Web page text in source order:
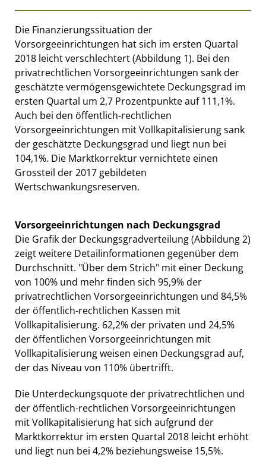
Die Finanzierungssituation der
Vorsorgeeinrichtungen hat sich im ersten Quartal
2018 leicht verschlechtert (Abbildung 1). Bei den
privatrechtlichen Vorsorgeeinrichtungen sank der
geschätzte vermögensgewichtete Deckungsgrad im
ersten Quartal um 2,7 Prozentpunkte auf 111,1%.
Auch bei den öffentlich-rechtlichen
Vorsorgeeinrichtungen mit Vollkapitalisierung sank
der geschätzte Deckungsgrad und liegt nun bei
104,1%. Die Marktkorrektur vernichtete einen
Grossteil der 2017 gebildeten
Wertschwankungsreserven.
Vorsorgeeinrichtungen nach Deckungsgrad
Die Grafik der Deckungsgradverteilung (Abbildung 2)
zeigt weitere Detailinformationen gegenüber dem
Durchschnitt. "Über dem Strich" mit einer Deckung
von 100% und mehr finden sich 95,9% der
privatrechtlichen Vorsorgeeinrichtungen und 84,5%
der öffentlich-rechtlichen Kassen mit
Vollkapitalisierung. 62,2% der privaten und 24,5%
der öffentlichen Vorsorgeeinrichtungen mit
Vollkapitalisierung weisen einen Deckungsgrad auf,
der das Niveau von 110% übertrifft.
Die Unterdeckungsquote der privatrechtlichen und
der öffentlich-rechtlichen Vorsorgeeinrichtungen
mit Vollkapitalisierung hat sich aufgrund der
Marktkorrektur im ersten Quartal 2018 leicht erhöht
und liegt nun bei 4,2% beziehungsweise 15,5%.